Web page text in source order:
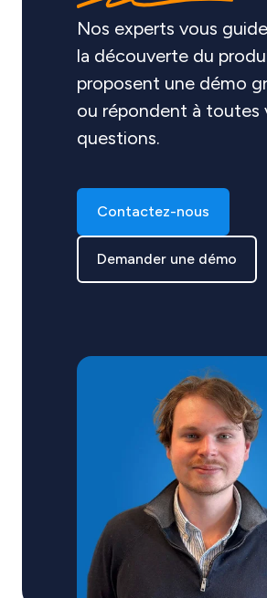
Nos experts vous
la découverte du
proposent une démo
ou répondent à toutes
questions.
Contactez-nous
Demander une démo